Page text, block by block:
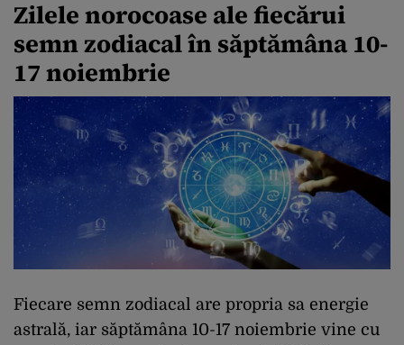
Zilele norocoase ale fiecărui
semn zodiacal în săptămâna 10-
17 noiembrie
Fiecare semn zodiacal are propria sa energie
astrală, iar săptămâna 10-17 noiembrie vine cu